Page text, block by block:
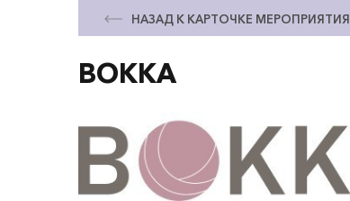
НАЗАД К КАРТОЧКЕ МЕРОПРИЯТИЯ
BOKKA